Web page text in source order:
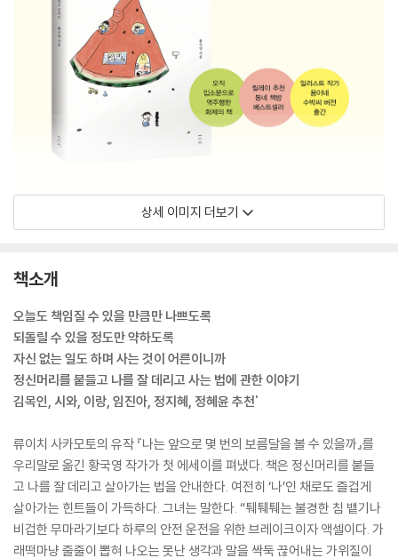
상세 이미지 더보기
책소개
오늘도 책임질 수 있을 만큼만 나쁘도록
되돌릴 수 있을 정도만 약하도록
자신 없는 일도 하며 사는 것이 어른이니까
정신머리를 붙들고 나를 잘 데리고 사는 법에 관한 이야기
김목인, 시와, 이랑, 임진아, 정지혜, 정혜윤 추천'
류이치 사카모토의 유작 『나는 앞으로 몇 번의 보름달을 볼 수 있을까』를
우리말로 옮긴 황국영 작가가 첫 에세이를 펴냈다. 책은 정신머리를 붙들
고 나를 잘 데리고 살아가는 법을 안내한다. 여전히 ‘나’인 채로도 즐겁게
살아가는 힌트들이 가득하다. 그녀는 말한다. “퉤퉤퉤는 불경한 침 뱉기나
비겁한 무마라기보다 하루의 안전 운전을 위한 브레이크이자 액셀이다. 가
래떡마냥 줄줄이 뽑혀 나오는 못난 생각과 말을 싹둑 끊어내는 가위질이